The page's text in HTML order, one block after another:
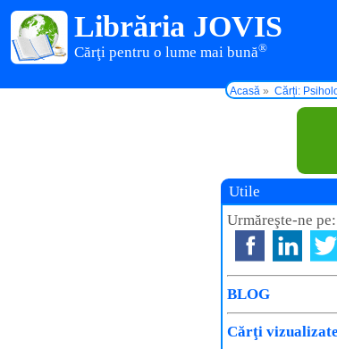
Librăria JOVIS
Cărţi pentru o lume mai bună®
Acasă Cărți:
Utile
Urmăreşte-ne pe:
BLOG
Cărţi vizualizate